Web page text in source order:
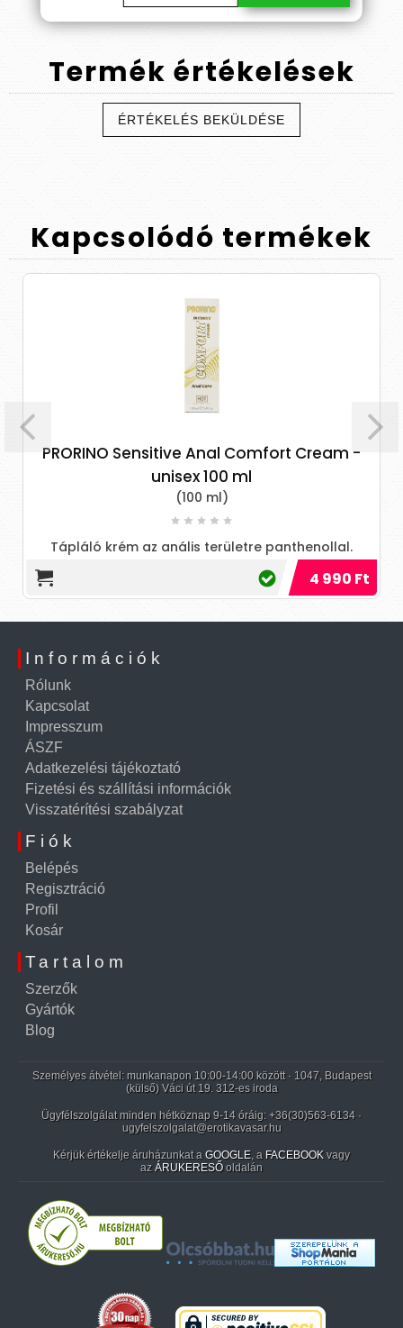
Termék értékelések
ÉRTÉKELÉS BEKÜLDÉSE
Kapcsolódó termékek
PRORINO Sensitive Anal Comfort Cream -
unisex 100 ml
(100 ml)
Tápláló krém az anális területre panthenollal.
Megkönnyíti a behatolást és ápolja a bőrt anális
közösülés után. Az
4 990 Ft
Információk
Rólunk
Kapcsolat
Impresszum
ÁSZF
Adatkezelési tájékoztató
Fizetési és szállítási információk
Visszatérítési szabályzat
Fiók
Belépés
Regisztráció
Profil
Kosár
Tartalom
Szerzők
Gyártók
Blog
Személyes átvétel: munkanapon 10:00-14:00 között · 1047, Budapest
(külső) Váci út 19. 312-es iroda
Ügyfélszolgálat minden hétköznap 9-14 óráig: +36(30)563-6134 ·
ugyfelszolgalat@erotikavasar.hu
Kérjük értékelje áruházunkat a GOOGLE, a FACEBOOK vagy
az ÁRUKERESŐ oldalán